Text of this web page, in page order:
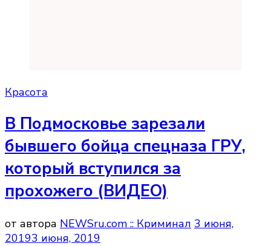
Красота
В Подмосковье зарезали
бывшего бойца спецназа ГРУ,
который вступился за
прохожего (ВИДЕО)
от автора NEWSru.com :: Криминал 3 июня,
20193 июня, 2019